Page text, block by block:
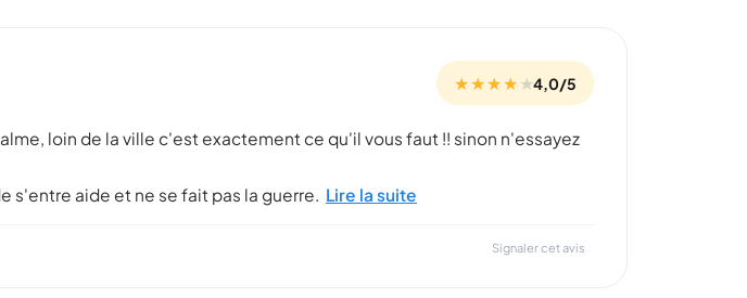
★ ★ ★ ★★4,0/5
loin de la ville c'est exactement ce qu'il vous faut !! sinon n'essayez
s'entre aide et ne se fait pas la guerre. Lire la suite
Signaler cet avis